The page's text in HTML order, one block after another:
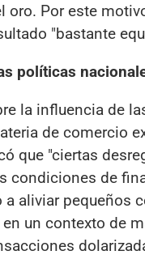
oro. Por este
"bastante
políticas
la influencia de
de comercio
que "ciertas
condiciones de
a aliviar pequeños
un contexto de